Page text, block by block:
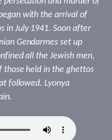
with the arrival of
in July 1941. Soon after
Gendarmes set up
all the Jewish men,
those held in the ghettos
followed. Lyonya